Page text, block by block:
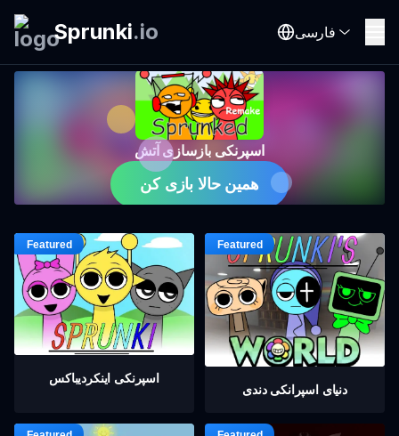
Sprunki.io فارسی
اسپرنکی بازسازی آتش
همین حالا بازی کن
اسپرنکی اینکردیباکس
دنیای اسپرانکی دندی